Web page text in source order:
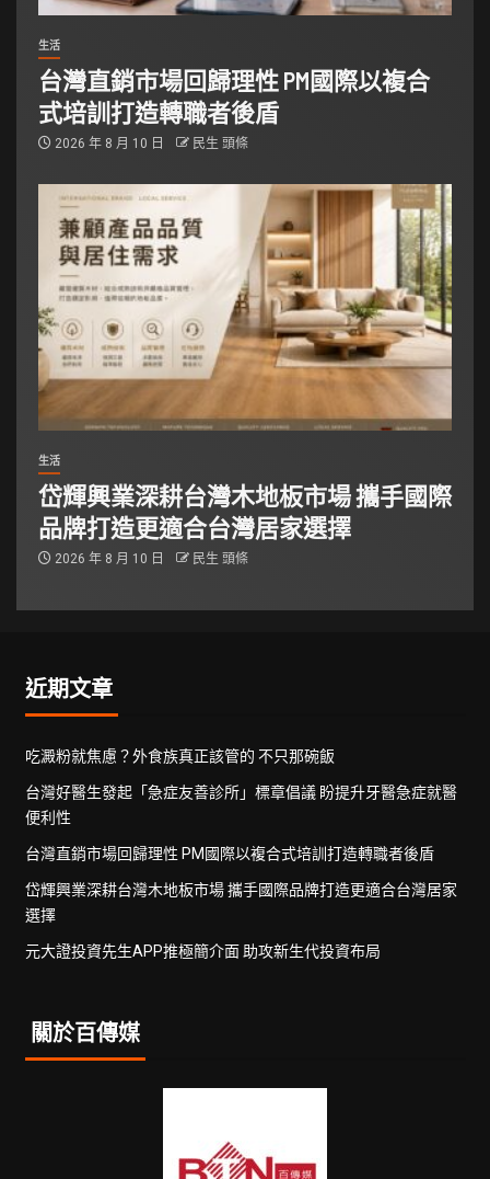
生活
台灣直銷市場回歸理性 PM國際以複合
式培訓打造轉職者後盾
2026 年 8 月 10 日 民生 頭條
生活
岱輝興業深耕台灣木地板市場 攜手國際
品牌打造更適合台灣居家選擇
2026 年 8 月 10 日 民生 頭條
近期文章
吃澱粉就焦慮？外食族真正該管的 不只那碗飯
台灣好醫生發起「急症友善診所」標章倡議 盼提升牙醫急症就醫
便利性
台灣直銷市場回歸理性 PM國際以複合式培訓打造轉職者後盾
岱輝興業深耕台灣木地板市場 攜手國際品牌打造更適合台灣居家
選擇
元大證投資先生APP推極簡介面 助攻新生代投資布局
關於百傳媒